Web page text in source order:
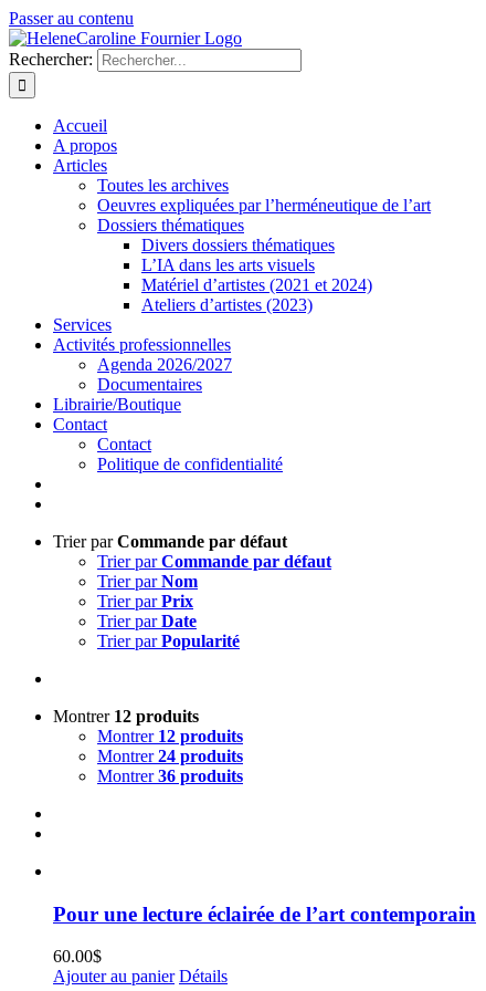
Passer au contenu
Rechercher:
Accueil
A propos
Articles
Toutes les archives
Oeuvres expliquées par l’herméneutique de l’art
Dossiers thématiques
Divers dossiers thématiques
L’IA dans les arts visuels
Matériel d’artistes (2021 et 2024)
Ateliers d’artistes (2023)
Services
Activités professionnelles
Agenda 2026/2027
Documentaires
Librairie/Boutique
Contact
Contact
Politique de confidentialité
Trier parCommande par défaut
Trier parCommande par défaut
Trier parNom
Trier parPrix
Trier parDate
Trier parPopularité
Montrer 12 produits
Montrer 12 produits
Montrer24 produits
Montrer36 produits
Pour une lecture éclairée de l’art contemporain
60.00$
Ajouter au panier Détails